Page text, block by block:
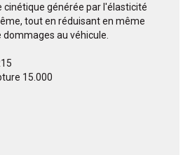
cinétique générée par l'élasticité
tout en réduisant en même
au véhicule.
15.000